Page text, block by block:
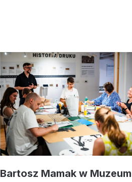
Bartosz Mamak w Muzeum